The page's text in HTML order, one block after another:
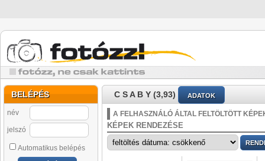
BELÉPÉS
név
jelszó
Automatikus belépés
C S A B Y (3,93) ADATOK
A FELHASZNÁLÓ ÁLTAL FELTÖLTÖTT
KÉPEK RENDEZÉSE